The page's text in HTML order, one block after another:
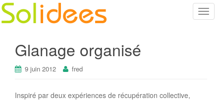
T
Glanage organisé
9 juin 2012 fred
Inspiré par deux expériences de récupération collective,